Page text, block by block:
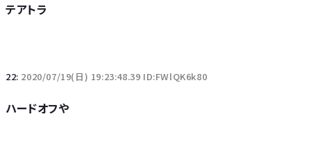
テアトラ
22: 2020/07/19(日) 19:23:48.39 ID:FWlQK6k80
ハードオフや